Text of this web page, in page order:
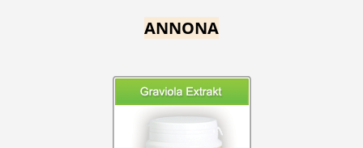
ANNONA